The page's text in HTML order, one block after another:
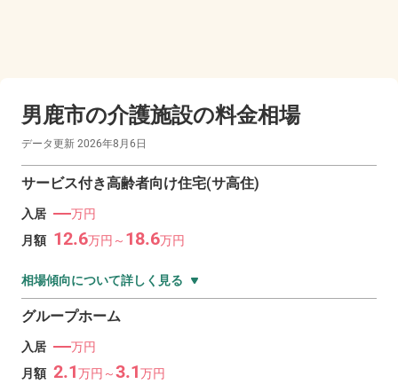
男鹿市の介護施設の料金相場
データ更新 2026年8月6日
サービス付き高齢者向け住宅(サ高住)
入居 ―万円
月額 12.6万円～ 18.6万円
相場傾向について詳しく見る
グループホーム
入居 ―万円
月額 2.1万円～3.1万円